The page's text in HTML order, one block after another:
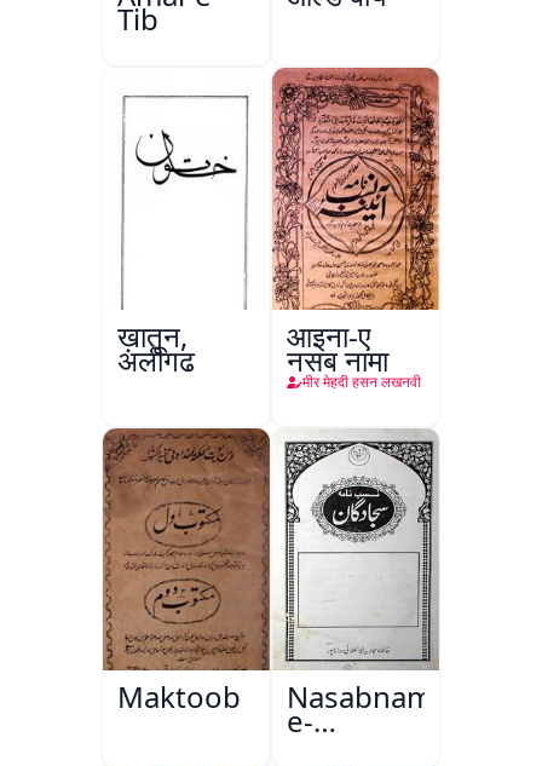
Tib
ख़ातून,
अलीगढ़
आइना-ए
नसब नामा
मीर मेहदी हसन लखनवी
Maktoob Nasabnama-
e-
Sajjadgan